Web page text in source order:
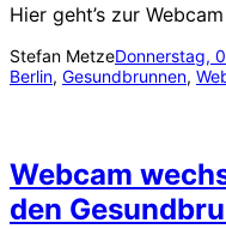
Hier geht’s zur
Stefan MetzeDonnerstag,
Berlin, Gesundbrunnen,
Webcam
den